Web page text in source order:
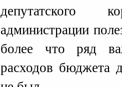
депутатского
администрации
более что ряд
расходов бюджета